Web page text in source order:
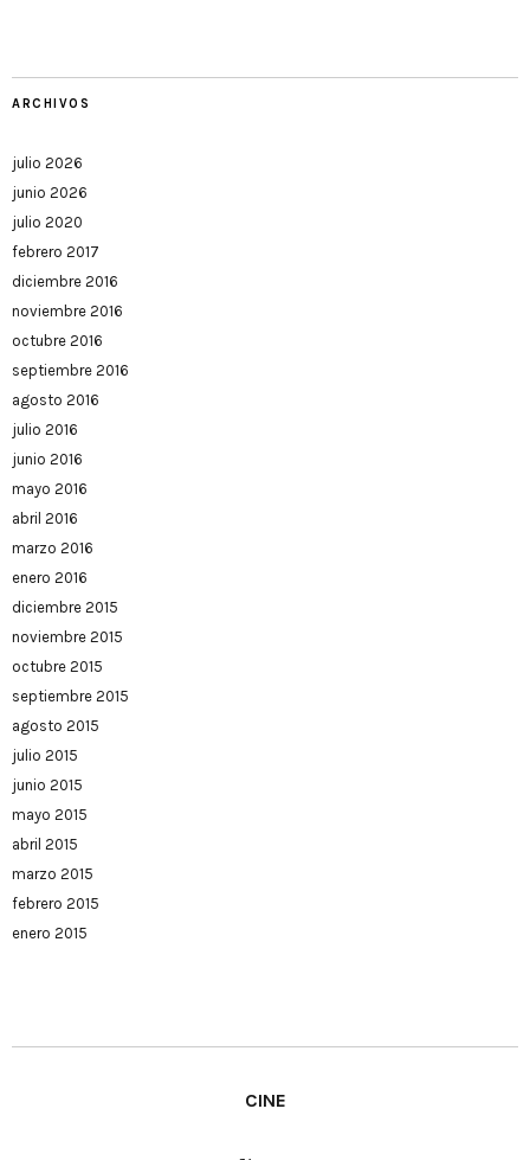
ARCHIVOS
julio 2026
junio 2026
julio 2020
febrero 2017
diciembre 2016
noviembre 2016
octubre 2016
septiembre 2016
agosto 2016
julio 2016
junio 2016
mayo 2016
abril 2016
marzo 2016
enero 2016
diciembre 2015
noviembre 2015
octubre 2015
septiembre 2015
agosto 2015
julio 2015
junio 2015
mayo 2015
abril 2015
marzo 2015
febrero 2015
enero 2015
CINE